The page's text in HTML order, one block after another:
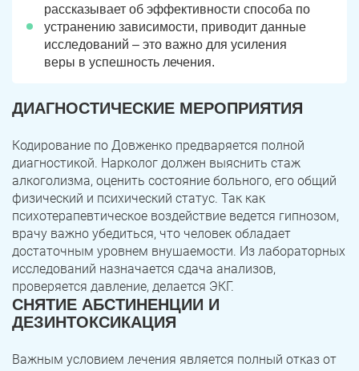
рассказывает об эффективности способа по
устранению зависимости, приводит данные
исследований – это важно для усиления
веры в успешность лечения.
ДИАГНОСТИЧЕСКИЕ МЕРОПРИЯТИЯ
Кодирование по Довженко предваряется полной
диагностикой. Нарколог должен выяснить стаж
алкоголизма, оценить состояние больного, его общий
физический и психический статус. Так как
психотерапевтическое воздействие ведется гипнозом,
врачу важно убедиться, что человек обладает
достаточным уровнем внушаемости. Из лабораторных
исследований назначается сдача анализов,
проверяется давление, делается ЭКГ.
СНЯТИЕ АБСТИНЕНЦИИ И
ДЕЗИНТОКСИКАЦИЯ
Важным условием лечения является полный отказ от